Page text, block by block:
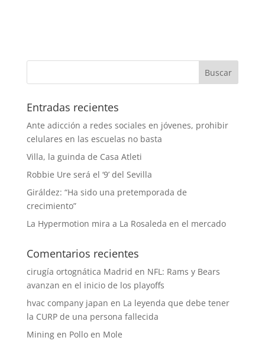
Entradas recientes
Ante adicción a redes sociales en jóvenes, prohibir
celulares en las escuelas no basta
Villa, la guinda de Casa Atleti
Robbie Ure será el ‘9’ del Sevilla
Giráldez: “Ha sido una pretemporada de
crecimiento”
La Hypermotion mira a La Rosaleda en el mercado
Comentarios recientes
cirugía ortognática Madrid en NFL: Rams y Bears
avanzan en el inicio de los playoffs
hvac company japan en La leyenda que debe tener
la CURP de una persona fallecida
Miningen Pollo en Mole